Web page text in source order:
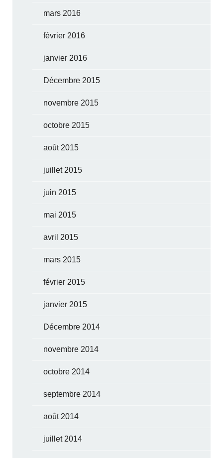
mars 2016
février 2016
janvier 2016
Décembre 2015
novembre 2015
octobre 2015
août 2015
juillet 2015
juin 2015
mai 2015
avril 2015
mars 2015
février 2015
janvier 2015
Décembre 2014
novembre 2014
octobre 2014
septembre 2014
août 2014
juillet 2014